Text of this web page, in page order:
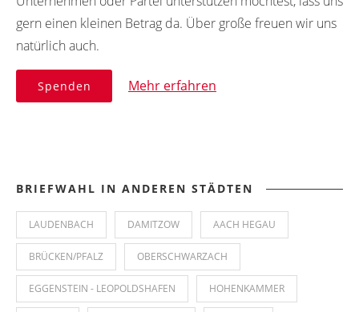
gern einen kleinen Betrag da. Über große freuen wir uns
natürlich auch.
Spenden Mehr erfahren
BRIEFWAHL IN ANDEREN STÄDTEN
LAUDENBACH DAMITZOW AACH HEGAU
BRÜCKEN/PFALZ OBERSCHWARZACH
EGGENSTEIN - LEOPOLDSHAFEN HOHENKAMMER